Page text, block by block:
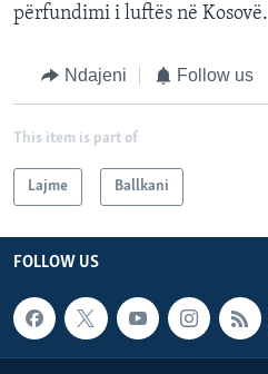
përfundimi i luftës në Kosovë.
Ndajeni Follow us
This item is part of
Lajme Ballkani
FOLLOW US